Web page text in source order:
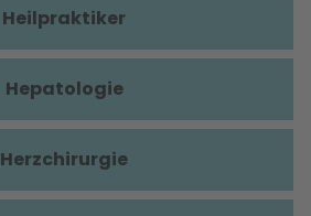
Heilpraktiker
Hepatologie
Herzchirurgie